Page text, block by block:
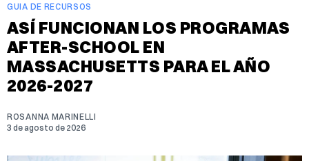
GUIA DE RECURSOS
ASÍ FUNCIONAN LOS PROGRAMAS
AFTER-SCHOOL EN
MASSACHUSETTS PARA EL AÑO
2026-2027
ROSANNA MARINELLI
3 de agosto de 2026